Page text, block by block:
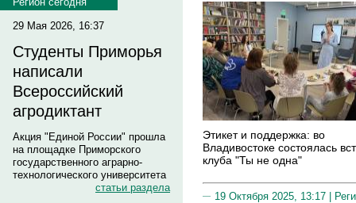
29 Мая 2026, 16:37
Студенты Приморья
написали
Всероссийский
агродиктант
Акция "Единой России" прошла
на площадке Приморского
государственного аграрно-
технологического университета
статьи раздела
Этикет и поддержка: во
Владивостоке состоялась
клуба "Ты не одна"
19 Октября 2025, 13:17 |